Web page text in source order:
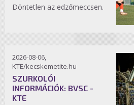
Döntetlen az edzőmeccsen.
2026-08-06,
KTE/kecskemetite.hu
SZURKOLÓI
INFORMÁCIÓK: BVSC -
KTE